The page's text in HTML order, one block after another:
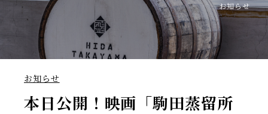
お知らせ
お知らせ
本日公開！映画「駒田蒸留所